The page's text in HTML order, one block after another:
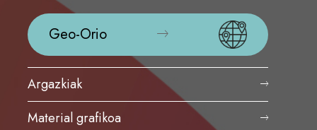
Geo-Orio
Argazkiak
Material grafikoa